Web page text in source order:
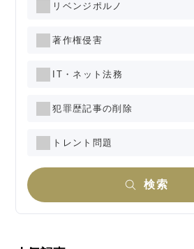
リベンジポルノ
著作権侵害
IT・ネット法務
犯罪歴記事の削除
トレント問題
検索